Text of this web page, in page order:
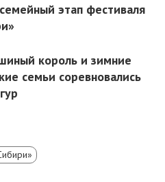
этап фестиваля
король и зимние
семьи соревновались